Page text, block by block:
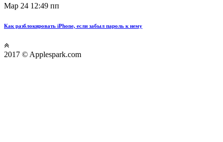
Мар 24 12:49 пп
Как разблокировать iPhone, если забыл пароль к нему
2017 © Applespark.com